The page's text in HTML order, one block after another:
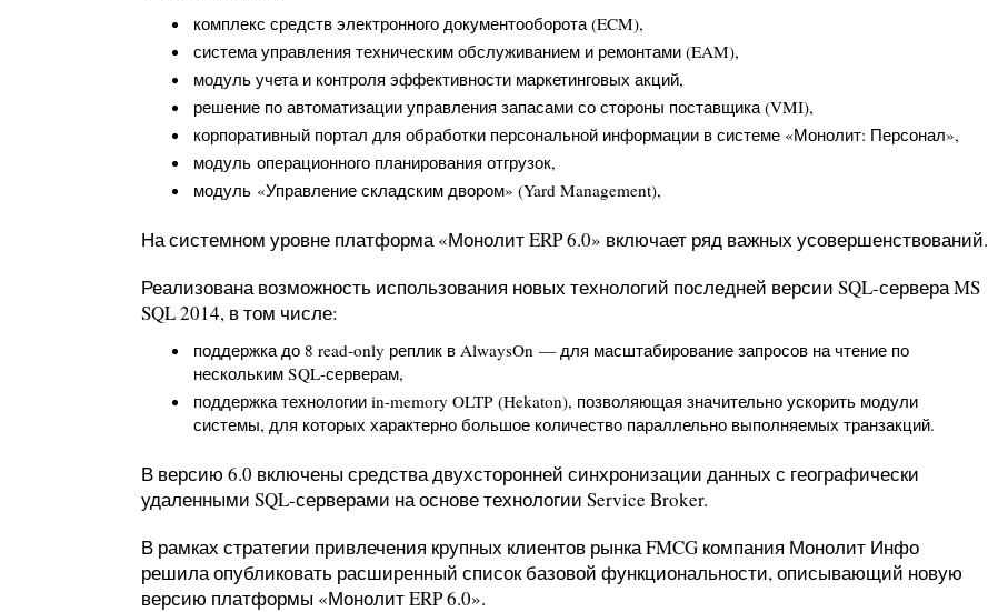
комплекс средств электронного документооборота (ECM),
система управления техническим обслуживанием и ремонтами (EAM),
модуль учета и контроля эффективности маркетинговых акций,
решение по автоматизации управления запасами со стороны поставщика (VMI),
корпоративный портал для обработки персональной информации в системе «Монолит: Персонал»,
модуль операционного планирования отгрузок,
модуль «Управление складским двором» (Yard Management),
На системном уровне платформа «Монолит ERP 6.0» включает ряд важных усовершенствований.
Реализована возможность использования новых технологий последней версии SQL-сервера MS
SQL 2014, в том числе:
поддержка до 8 read-only реплик в AlwaysOn — для масштабирование запросов на чтение по
нескольким SQL-серверам,
поддержка технологии in-memory OLTP (Hekaton), позволяющая значительно ускорить модули
системы, для которых характерно большое количество параллельно выполняемых транзакций.
В версию 6.0 включены средства двухсторонней синхронизации данных с географически
удаленными SQL-серверами на основе технологии Service Broker.
В рамках стратегии привлечения крупных клиентов рынка FMCG компания Монолит Инфо
решила опубликовать расширенный список базовой функциональности, описывающий новую
версию платформы «Монолит ERP 6.0».